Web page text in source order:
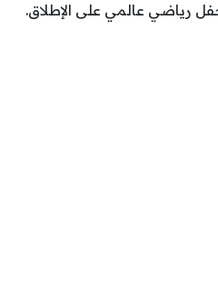
رياضي عالمي على الإطلاق.